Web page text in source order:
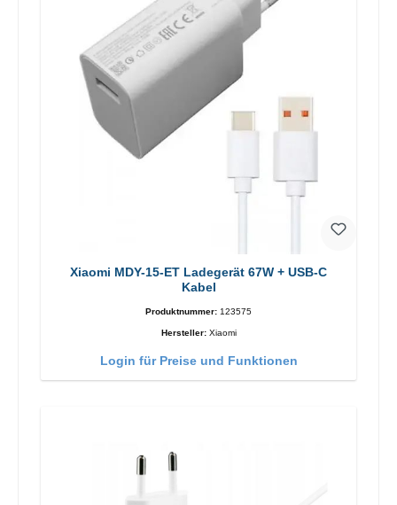
Xiaomi MDY-15-ET Ladegerät 67W + USB-C
Kabel
Produktnummer: 123575
Hersteller: Xiaomi
Login für Preise und Funktionen